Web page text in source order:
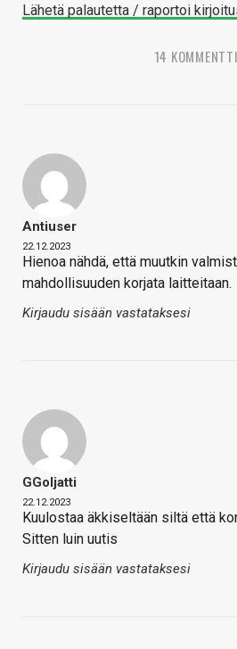
Lähetä palautetta / raportoi
14
Antiuser
22.12.2023
Hienoa nähdä, että muutkin
mahdollisuuden korjata laitteitaan.
Kirjaudu sisään vastataksesi
GGoljatti
22.12.2023
Kuulostaa äkkiseltään siltä että
Sitten luin uutis
Kirjaudu sisään vastataksesi